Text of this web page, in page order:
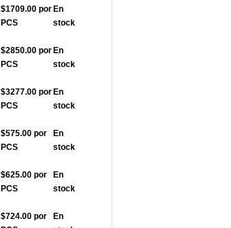
$1709.00 por
PCS
En
stock
$2850.00 por
PCS
En
stock
$3277.00 por
PCS
En
stock
$575.00 por
PCS
En
stock
$625.00 por
PCS
En
stock
$724.00 por
En